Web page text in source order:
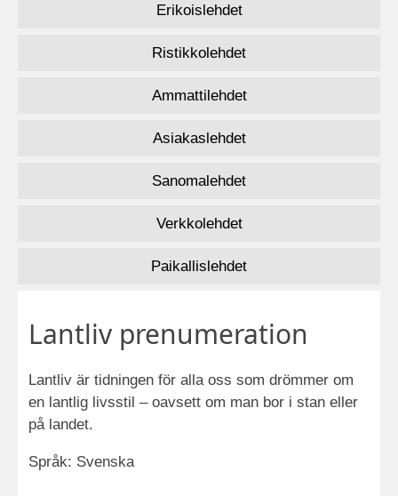
Erikoislehdet
Ristikkolehdet
Ammattilehdet
Asiakaslehdet
Sanomalehdet
Verkkolehdet
Paikallislehdet
Lantliv prenumeration
Lantliv är tidningen för alla oss som drömmer om
en lantlig livsstil – oavsett om man bor i stan eller
på landet.
Språk: Svenska